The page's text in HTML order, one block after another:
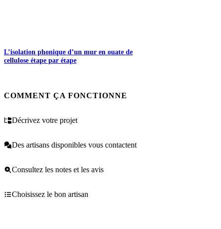
L’isolation phonique d’un mur en ouate de
cellulose étape par étape
COMMENT ÇA FONCTIONNE
Décrivez votre projet
Des artisans disponibles vous contactent
Consultez les notes et les avis
Choisissez le bon artisan